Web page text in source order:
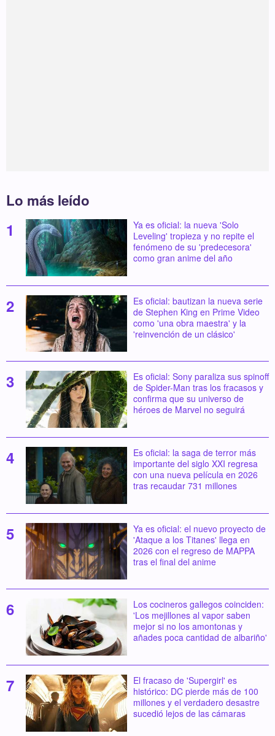
Lo más leído
Ya es oficial: la nueva 'Solo
Leveling' tropieza y no repite el
fenómeno de su 'predecesora'
como gran anime del año
Es oficial: bautizan la nueva serie
de Stephen King en Prime Video
como 'una obra maestra' y la
'reinvención de un clásico'
Es oficial: Sony paraliza sus spinoff
de Spider-Man tras los fracasos y
confirma que su universo de
héroes de Marvel no seguirá
Es oficial: la saga de terror más
importante del siglo XXI regresa
con una nueva película en 2026
tras recaudar 731 millones
Ya es oficial: el nuevo proyecto de
'Ataque a los Titanes' llega en
2026 con el regreso de MAPPA
tras el final del anime
Los cocineros gallegos coinciden:
'Los mejillones al vapor saben
mejor si no los amontonas y
añades poca cantidad de albariño'
El fracaso de 'Supergirl' es
histórico: DC pierde más de 100
millones y el verdadero desastre
sucedió lejos de las cámaras